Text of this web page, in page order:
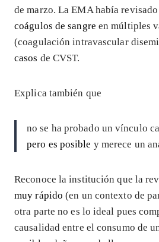
de marzo. La EMA había
coágulos de sangre en múltiples
(coagulación intravascular
casos de CVST.
Explica también que
no se ha probado un vínculo
pero es posible y merece un
Reconoce la institución que la
muy rápido (en un contexto de
otra parte no es lo ideal pues
causalidad entre el consumo de